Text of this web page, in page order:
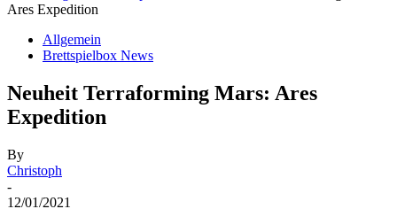
Ares Expedition
Allgemein
Brettspielbox News
Neuheit Terraforming Mars: Ares
Expedition
By
Christoph
-
12/01/2021